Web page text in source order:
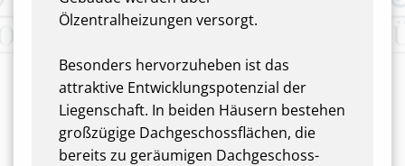
Ölzentralheizungen versorgt.
Besonders hervorzuheben ist das
attraktive Entwicklungspotenzial der
Liegenschaft. In beiden Häusern bestehen
großzügige Dachgeschossflächen, die
bereits zu geräumigen Dachgeschoss-